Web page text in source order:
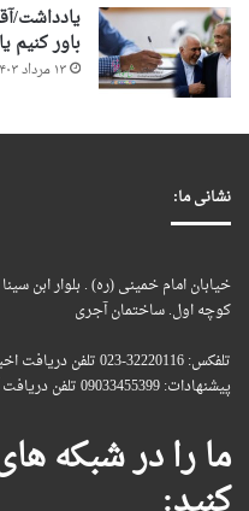
یادداشت/
باور کنیم
۱۳ مرداد ۱۴۰۳ - ۳ اوت ۲۰۲۴
نشانی ما:
خیابان امام خمینی (ره) . بلوار ابن سینا
کوچه اول. ساختمان آجری
تلفکس: 32220116-023 تلفن دریافت اخبار، گزارشات، انتقادات و
پیشنهادات: 09033455399 تلفن دریافت آگهی: 09353868116
ما را در شبکه